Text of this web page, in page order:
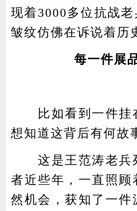
现着3000多位抗战
皱纹仿佛在诉说着历
每一件展
比如看到一件挂在
想知道这背后有何故
这是王范涛老兵死
者近些年，一直照
然机会，获知了一